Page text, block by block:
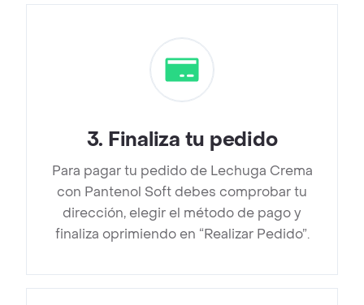
3. Finaliza tu pedido
Para pagar tu pedido de Lechuga Crema
con Pantenol Soft debes comprobar tu
dirección, elegir el método de pago y
finaliza oprimiendo en “Realizar Pedido”.